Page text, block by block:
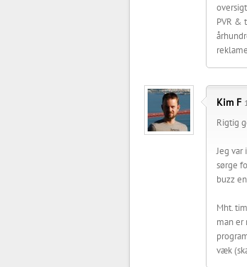
PVR &
Kim F
Rigtig
Jeg var
sørge
buzz
Mht.
man er
væk